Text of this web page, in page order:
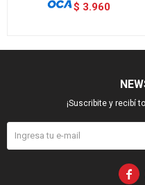
$ 3.960
¡Suscribite y recibí
